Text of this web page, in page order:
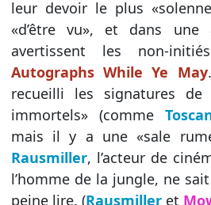
leur devoir le plus
«d’être vu», et dans une
avertissent les non-
Autographs While Ye May
recueilli les signatures de
immortels» (comme
mais il y a une «sale
Rausmiller, l’acteur de
l’homme de la jungle, ne
peine lire. (Rausmilleret